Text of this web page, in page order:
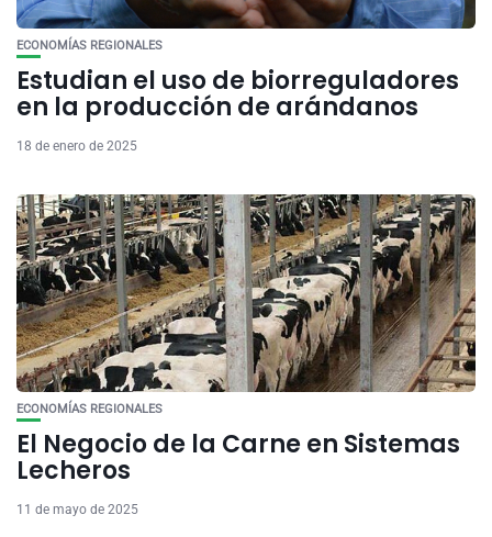
ECONOMÍAS REGIONALES
Estudian el uso de biorreguladores
en la producción de arándanos
18 de enero de 2025
ECONOMÍAS REGIONALES
El Negocio de la Carne en Sistemas
Lecheros
11 de mayo de 2025